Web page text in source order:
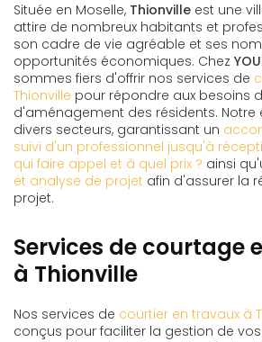
Située en Moselle, Thionville est une
attire de nombreux habitants et
son cadre de vie agréable et ses
opportunités économiques. Chez
sommes fiers d'offrir nos services de
Thionville pour répondre aux besoins
d'aménagement des résidents. Notre
divers secteurs, garantissant un
suivi d'un professionnel jusqu'à
qui faire appel et à quel prix ? ainsi
et analyse de projet afin d'assurer la
projet.
Services de courtage
à Thionville
Nos services de courtier en travaux à
conçus pour faciliter la gestion de